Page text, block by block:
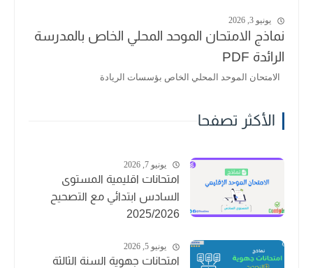
يونيو 3, 2026
نماذج الامتحان الموحد المحلي الخاص بالمدرسة
الرائدة PDF
الامتحان الموحد المحلي الخاص بؤسسات الريادة
الأكثر تصفحا
يونيو 7, 2026
امتحانات اقليمية المستوى
السادس ابتدائي مع التصحيح
2025/2026
يونيو 5, 2026
امتحانات جهوية السنة الثالثة